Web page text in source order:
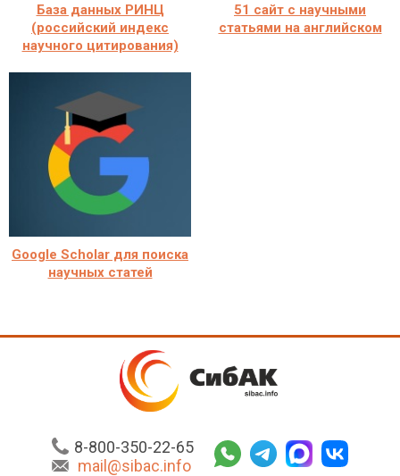
База данных РИНЦ
(российский индекс
научного цитирования)
51 сайт с научными
статьями на английском
Google Scholar для поиска
научных статей
8-800-350-22-65
mail@sibac.info